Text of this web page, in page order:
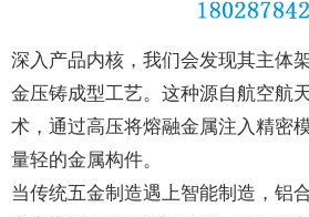
深入产品内核，我们会发现其主体
金压铸成型工艺。这种源自航空航
术，通过高压将熔融金属注入精密
量轻的金属构件。
当传统五金制造遇上智能制造，铝